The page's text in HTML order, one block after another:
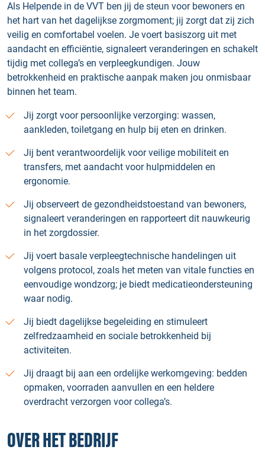
Als Helpende in de VVT ben jij de steun voor bewoners en
het hart van het dagelijkse zorgmoment; jij zorgt dat zij zich
veilig en comfortabel voelen. Je voert basiszorg uit met
aandacht en efficiëntie, signaleert veranderingen en schakelt
tijdig met collega’s en verpleegkundigen. Jouw
betrokkenheid en praktische aanpak maken jou onmisbaar
binnen het team.
Jij zorgt voor persoonlijke verzorging: wassen,
aankleden, toiletgang en hulp bij eten en drinken.
Jij bent verantwoordelijk voor veilige mobiliteit en
transfers, met aandacht voor hulpmiddelen en
ergonomie.
Jij observeert de gezondheidstoestand van bewoners,
signaleert veranderingen en rapporteert dit nauwkeurig
in het zorgdossier.
Jij voert basale verpleegtechnische handelingen uit
volgens protocol, zoals het meten van vitale functies en
eenvoudige wondzorg; je biedt medicatieondersteuning
waar nodig.
Jij biedt dagelijkse begeleiding en stimuleert
zelfredzaamheid en sociale betrokkenheid bij
activiteiten.
Jij draagt bij aan een ordelijke werkomgeving: bedden
opmaken, voorraden aanvullen en een heldere
overdracht verzorgen voor collega’s.
OVER HET BEDRIJF